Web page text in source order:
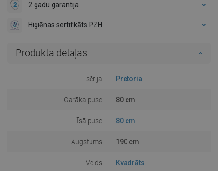
2 gadu garantija
Higiēnas sertifikāts PZH
Produkta detaļas
sērija Pretoria
Garāka puse 80 cm
Īsā puse 80 cm
Augstums 190 cm
Veids Kvadrāts